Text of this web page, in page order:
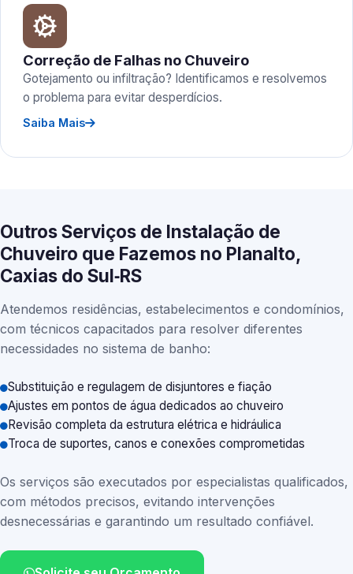
Correção de Falhas no Chuveiro
Gotejamento ou infiltração? Identificamos e resolvemos
o problema para evitar desperdícios.
Saiba Mais
Outros Serviços de Instalação de
Chuveiro que Fazemos no Planalto,
Caxias do Sul‑RS
Atendemos residências, estabelecimentos e condomínios,
com técnicos capacitados para resolver diferentes
necessidades no sistema de banho:
Substituição e regulagem de disjuntores e fiação
Ajustes em pontos de água dedicados ao chuveiro
Revisão completa da estrutura elétrica e hidráulica
Troca de suportes, canos e conexões comprometidas
Os serviços são executados por especialistas qualificados,
com métodos precisos, evitando intervenções
desnecessárias e garantindo um resultado confiável.